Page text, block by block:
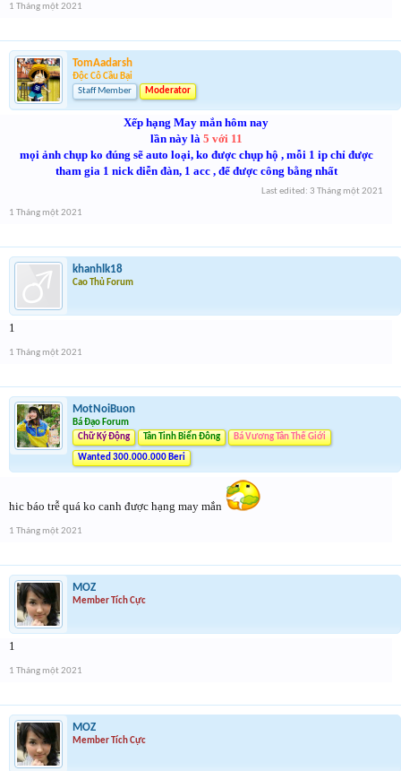
1 Tháng một 2021
TomAadarsh
Độc Cô Cầu Bại
Staff Member
Moderator
Xếp hạng May mắn hôm nay
lần này là 5 với 11
mọi ảnh chụp ko đúng sẽ auto loại, ko được chụp hộ , mỗi 1 ip chỉ được
tham gia 1 nick diễn đàn, 1 acc , để được công bằng nhất
Last edited: 3 Tháng một 2021
1 Tháng một 2021
khanhlk18
Cao Thủ Forum
1
1 Tháng một 2021
MotNoiBuon
Bá Đạo Forum
Chữ Ký Động
Tân Tinh Biển Đông Bá Vương Tân Thế Giới
Wanted 300.000.000 Beri
hic báo trễ quá ko canh được hạng may mắn
1 Tháng một 2021
MOZ
Member Tích Cực
1
1 Tháng một 2021
MOZ
Member Tích Cực